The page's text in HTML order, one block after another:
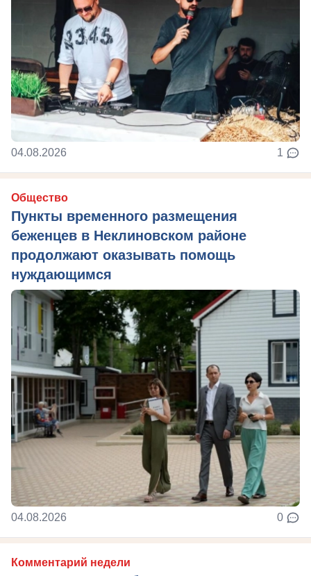
04.08.2026 1
Общество
Пункты временного размещения
беженцев в Неклиновском районе
продолжают оказывать помощь
нуждающимся
04.08.2026 0
Комментарий недели